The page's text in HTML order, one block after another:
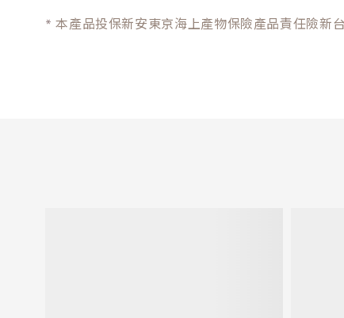
*本產品投保新安東京海上產物保險產品責任險新